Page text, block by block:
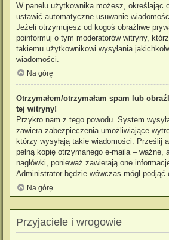
W panelu użytkownika możesz, określając
ustawić automatyczne usuwanie
Jeżeli otrzymujesz od kogoś obraźliwe
poinformuj o tym moderatorów witryny,
takiemu użytkownikowi wysyłania
wiadomości.
Na górę
Otrzymałem/otrzymałam spam lub
tej witryny!
Przykro nam z tego powodu. System
zawiera zabezpieczenia umożliwiające
którzy wysyłają takie wiadomości. Prześlij
pełną kopię otrzymanego e-maila – ważne,
nagłówki, ponieważ zawierają one
Administrator będzie wówczas mógł podjąć
Na górę
Przyjaciele i wrogowie